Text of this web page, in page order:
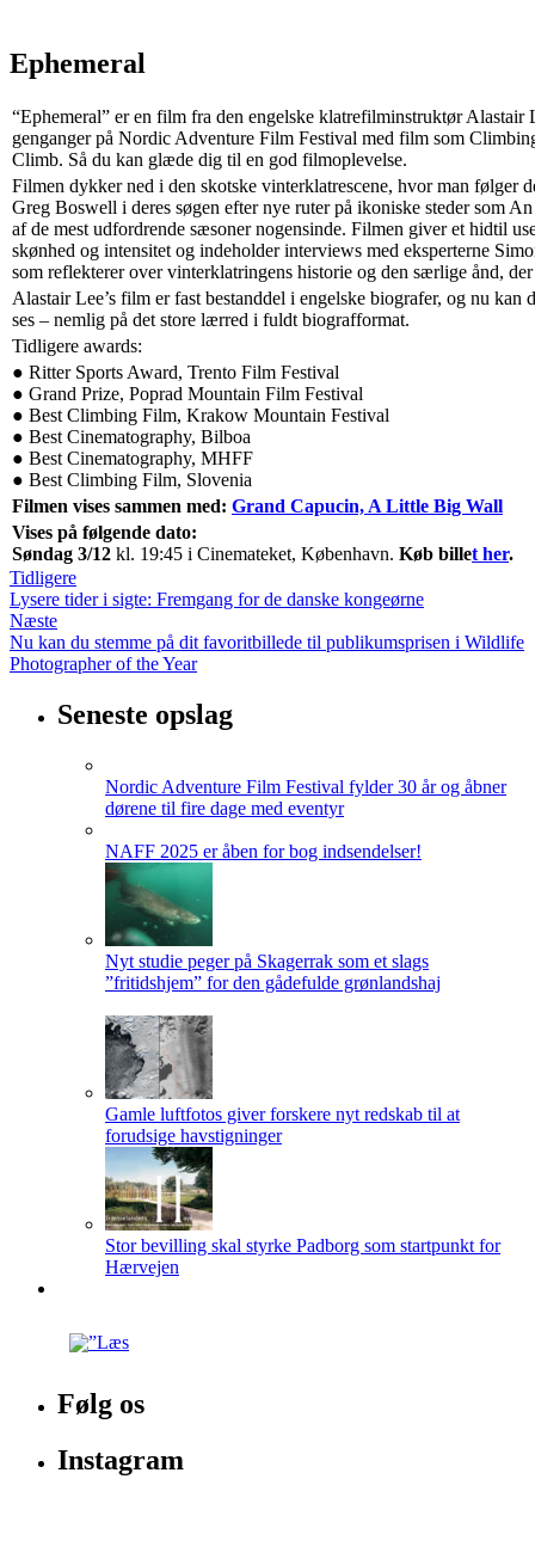
Ephemeral
“Ephemeral” er en film fra den engelske klatrefilminstruktør Alastair
genganger på Nordic Adventure Film Festival med film som
Climb. Så du kan glæde dig til en god filmoplevelse.
Filmen dykker ned i den skotske vinterklatrescene, hvor man følger
Greg Boswell i deres søgen efter nye ruter på ikoniske steder som
af de mest udfordrende sæsoner nogensinde. Filmen giver et hidtil
skønhed og intensitet og indeholder interviews med eksperterne
som reflekterer over vinterklatringens historie og den særlige ånd,
Alastair Lee’s film er fast bestanddel i engelske biografer, og nu
ses – nemlig på det store lærred i fuldt biografformat.
Tidligere awards:
● Ritter Sports Award, Trento Film Festival
● Grand Prize, Poprad Mountain Film Festival
● Best Climbing Film, Krakow Mountain Festival
● Best Cinematography, Bilboa
● Best Cinematography, MHFF
● Best Climbing Film, Slovenia
Filmen vises sammen med: Grand Capucin, A Little Big Wall
Vises på følgende dato:
Søndag 3/12 kl. 19:45 i Cinemateket, København. Køb billet her.
Tidligere
Lysere tider i sigte: Fremgang for de danske kongeørne
Næste
Nu kan du stemme på dit favoritbillede til publikumsprisen i Wildlife
Photographer of the Year
Seneste opslag
Nordic Adventure Film Festival fylder 30 år og åbner
dørene til fire dage med eventyr
NAFF 2025 er åben for bog indsendelser!
Nyt studie peger på Skagerrak som et slags
”fritidshjem” for den gådefulde grønlandshaj
Gamle luftfotos giver forskere nyt redskab til at
forudsige havstigninger
Stor bevilling skal styrke Padborg som startpunkt for
Hærvejen
Følg os
Instagram